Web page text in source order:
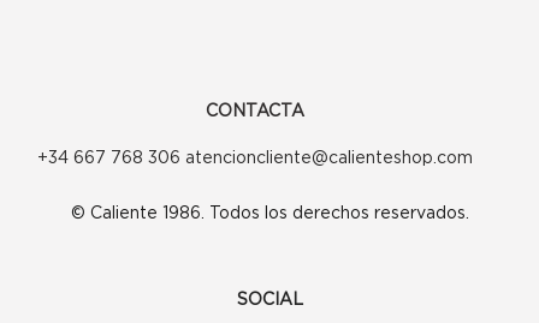
CONTACTA
+34 667 768 306 atencioncliente@calienteshop.com
© Caliente 1986. Todos los derechos reservados.
SOCIAL